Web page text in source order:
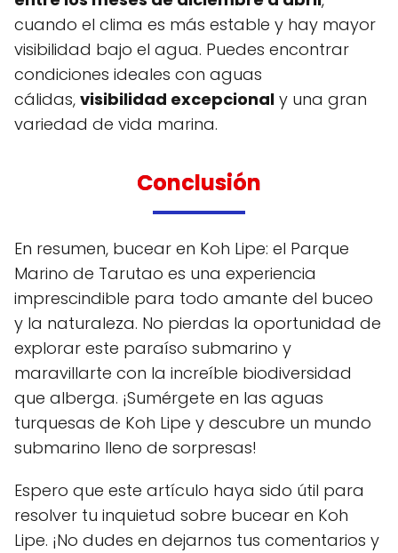
cuando el clima es más estable y hay mayor
visibilidad bajo el agua. Puedes encontrar
condiciones ideales con aguas
cálidas, visibilidad excepcional y una gran
variedad de vida marina.
Conclusión
En resumen, bucear en Koh Lipe: el Parque
Marino de Tarutao es una experiencia
imprescindible para todo amante del buceo
y la naturaleza. No pierdas la oportunidad de
explorar este paraíso submarino y
maravillarte con la increíble biodiversidad
que alberga. ¡Sumérgete en las aguas
turquesas de Koh Lipe y descubre un mundo
submarino lleno de sorpresas!
Espero que este artículo haya sido útil para
resolver tu inquietud sobre bucear en Koh
Lipe. ¡No dudes en dejarnos tus comentarios y